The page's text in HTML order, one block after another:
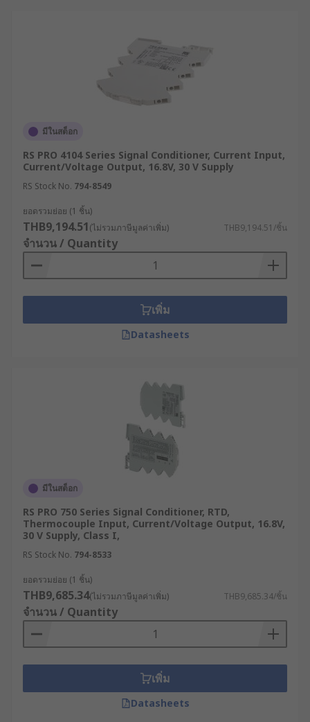
4. เครื่องแยกสัญญาณ (Isolation
ของระบบ ช่วยปกป้องเครื่องมือวัดค่าต่าง ๆ ที่มีความ
ละเอียดอ่อนจากสัญญาณรบกวน แรงดันไฟกระชาก
และกราวด์ลูป ทำให้การวัดมีความแม่นยำและเชื่อถือ
ได้มากยิ่งขึ้น
5. เครื่องแปลงสัญญาณ (Converters)
ทำหน้าที่แปลงสัญญาณจากรูปแบบหนึ่งไปเป็นอีกแบบ
หนึ่ง ตัวอย่างเช่น
ตัวแปลงแอนะล็อกเป็นดิจิทัล (Analog-to-Digital
Converters: ADCs): ใช้สำหรับแปลงสัญญาณแอ
นะล็อกให้เป็นสัญญาณดิจิทัล
ดิจิทัลให้เป็นสัญญาณแอนะล็อก
ตัวอย่างการใช้ประโยชน์จาก
อุปกรณ์แปลงสัญญาณ
มีการใช้ประโยชน์อุปกรณ์ประเภทนี้อย่างแพร่หลายใน
อุตสาหกรรมจำนวนมาก ซึ่งตัวอย่างการใช้งานที่
สามารถพบเห็นได้ทั่วไป มีดังนี้
ระบบควบคุมอัตโนมัติ:
เซนเซอร์และตัวแปลงเพื่อควบคุมกระบวนการ
ต่าง ๆ
ระบบวัดอุณหภูมิ:ใช้แปลงสัญญาณอุณหภูมิจาก
เซนเซอร์เป็นสัญญาณไฟฟ้าที่สามารถอ่านค่าได้
เครื่องมือวัดและทดสอบอื่น ๆ:
จากเซนเซอร์เพื่อวัดและทดสอบพารามิเตอร์ต่าง
ๆ ตามต้องการ
RS จำหน่ายอุปกรณ์แปลง
มีในสต็อก
RS PRO 4104 Series Signal Conditioner, Current Input,
Current/Voltage Output, 16.8V, 30 V Supply
RS Stock No. 794-8549
ยอดรวมย่อย (1 ชิ้น)
THB9,194.51(ไม่รวมภาษีมูลค่าเพิ่ม) THB9,194.51/ชิ้น
จำนวน / Quantity
เพิ่ม
Datasheets
มีในสต็อก
RS PRO 750 Series Signal Conditioner, RTD,
Thermocouple Input, Current/Voltage Output, 16.8V,
30 V Supply, Class I,
RS Stock No. 794-8533
ยอดรวมย่อย (1 ชิ้น)
THB9,685.34(ไม่รวมภาษีมูลค่าเพิ่ม) THB9,685.34/ชิ้น
จำนวน / Quantity
เพิ่ม
Datasheets